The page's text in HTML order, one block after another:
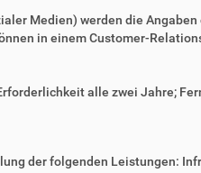
Medien) werden die
in einem Customer-
alle zwei Jahre;
der folgenden Leistungen: